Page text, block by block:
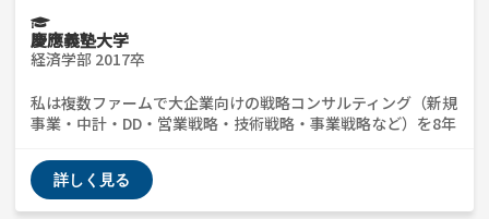
慶應義塾大学
経済学部 2017卒
私は複数ファームで大企業向けの戦略コンサルティング（新規
事業・中計・DD・営業戦略・技術戦略・事業戦略など）を8年
ぞれの転職活動において、数十社の企業の話を聞くと共に、趣
味で数百人のキャリア相談にも乗ってまいりましたので、様々
なキャリアの相談に乗れるかと思います。 各ファームに知り
詳しく見る